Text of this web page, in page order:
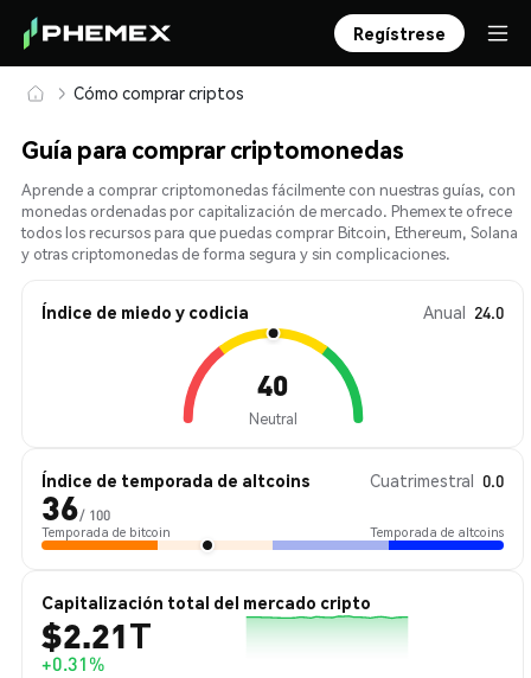
Regístrese
Cómo comprar criptos
Guía para comprar criptomonedas
Aprende a comprar criptomonedas fácilmente con nuestras guías, con
monedas ordenadas por capitalización de mercado. Phemex te ofrece
todos los recursos para que puedas comprar Bitcoin, Ethereum, Solana
y otras criptomonedas de forma segura y sin complicaciones.
Índice de miedo y codicia Anual 24.0
40
Neutral
Índice de temporada de altcoins Cuatrimestral 0.0
36/ 100
Temporada de bitcoin Temporada de altcoins
Capitalización total del mercado cripto
$2.21T
+0.31%